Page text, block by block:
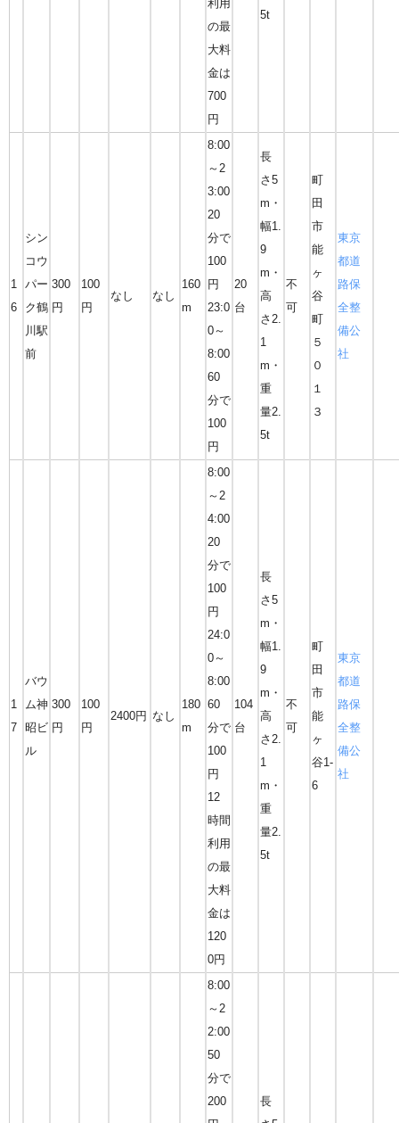
利用
の最
大料
金は
700
円
5t
1
6
シン
コウ
パー
ク鶴
川駅
前
300
円
100
円
なし なし
160
m
8:00
～2
3:00
20
分で
100
円
23:0
0～
8:00
60
分で
100
円
20
台
長
さ5
m・
幅1.
9
m・
高
さ2.
1
m・
重
量2.
5t
不
可
町
田
市
能
ヶ
谷
町
５
０
１
３
東京
都道
路保
全整
備公
社
1
7
バウ
ム神
昭ビ
ル
300
円
100
円
2400円 なし
180
m
8:00
～2
4:00
20
分で
100
円
24:0
0～
8:00
60
分で
100
円
12
時間
利用
の最
大料
金は
120
0円
104
台
長
さ5
m・
幅1.
9
m・
高
さ2.
1
m・
重
量2.
5t
不
可
町
田
市
能
ヶ
谷1-
6
東京
都道
路保
全整
備公
社
8:00
～2
2:00
50
分で
200
長